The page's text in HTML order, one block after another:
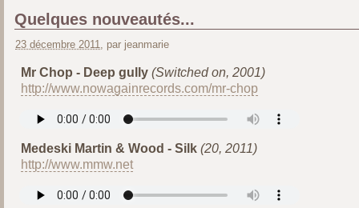
Quelques nouveautés...
23 décembre 2011, par jeanmarie
Mr Chop - Deep gully (Switched on, 2001)
http://www.nowagainrecords.com/mr-chop
Medeski Martin & Wood - Silk (20, 2011)
http://www.mmw.net